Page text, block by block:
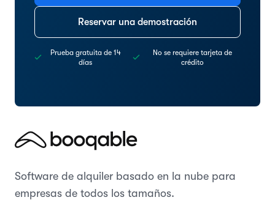
Reservar una demostración
Prueba gratuita de 14
días
No se requiere tarjeta de
crédito
Software de alquiler basado en la nube para
empresas de todos los tamaños.